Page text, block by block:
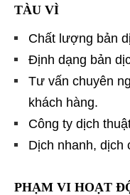
TÀU VÌ
Chất lượng bản
Định dạng bản
Tư vấn chuyên
khách hàng.
Công ty dịch
Dịch nhanh, dịch
PHẠM VI HOẠT